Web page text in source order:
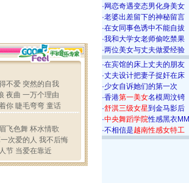
· 网恋奇遇变态男化身美女
·老婆出差留下的神秘留言
·在女同事色诱中不能自拔
·我和大学女老师偷吃禁果
·两位美女与丈夫做爱经验
·在宾馆的床上丈夫的朋友
·丈夫设计把妻子捉奸在床
·少女自诉她们的第一次
·香港第一美女名模周汶锜
·舒淇三级女星到金马影后
·中央舞蹈学院性感黑衣MM
·不相信是越南性感女特工